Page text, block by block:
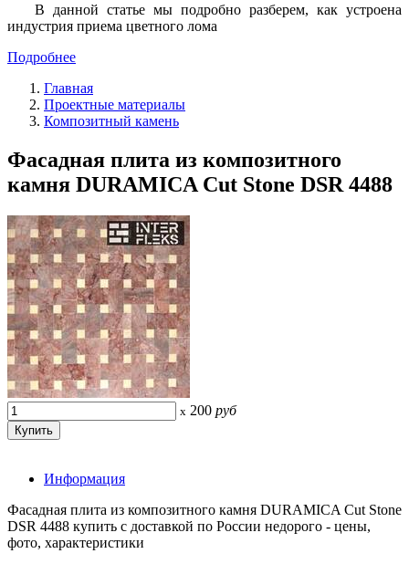
В данной статье мы подробно разберем, как устроена
индустрия приема цветного лома
Подробнее
Главная
Проектные материалы
Композитный камень
Фасадная плита из композитного
камня DURAMICA Cut Stone DSR 4488
x 200 руб
Информация
Фасадная плита из композитного камня DURAMICA Cut Stone
DSR 4488 купить с доставкой по России недорого - цены,
фото, характеристики